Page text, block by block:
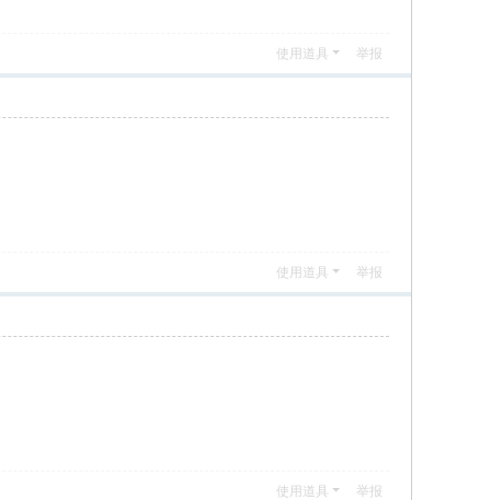
使用道具 举报
使用道具 举报
使用道具 举报